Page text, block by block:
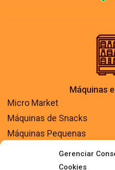
Gerenciar
Cookies
Máquinas
Micro Market
Máquinas de Snacks
Máquinas Pequenas
Máquinas Automáticas
Máquinas Semi Automáticas